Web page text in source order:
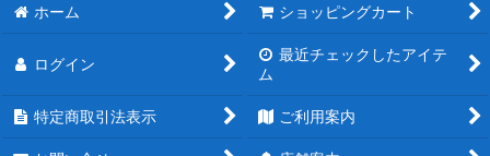
ホーム ショッピングカート
ログイン
最近チェックしたアイテ
ム
特定商取引法表示 ご利用案内